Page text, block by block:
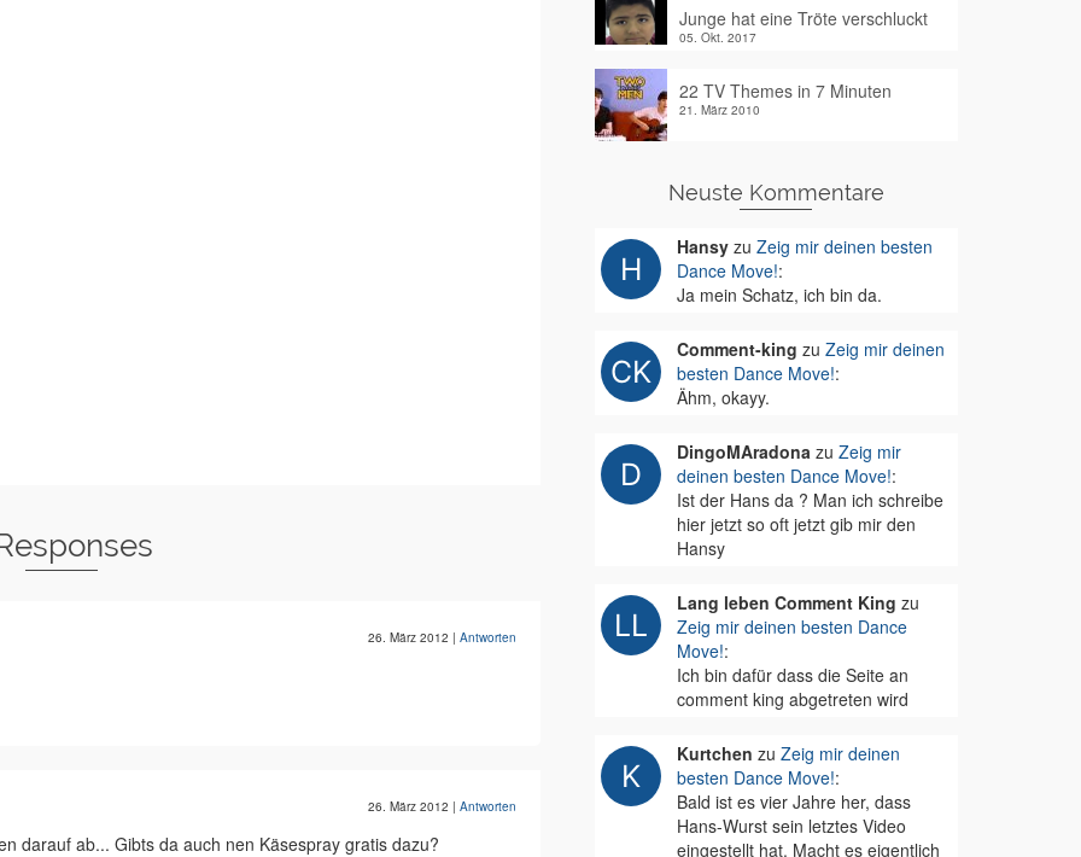
26. März 2012 | Antworten
26. März 2012 | Antworten
darauf ab... Gibts da auch nen Käsespray gratis dazu?
Junge hat eine Tröte verschluckt
05. Okt. 2017
22 TV Themes in 7 Minuten
21. März 2010
Neuste Kommentare
Hansyzu Zeig mir deinen besten
Dance Move!:
Ja mein Schatz, ich bin da.
Comment-king zu Zeig mir deinen
besten Dance Move!:
Ähm, okayy.
DingoMAradonazu Zeig mir
deinen besten Dance Move!:
Ist der Hans da ? Man ich schreibe
hier jetzt so oft jetzt gib mir den
Hansy
Lang leben Comment King zu
Zeig mir deinen besten Dance
Move!:
Ich bin dafür dass die Seite an
comment king abgetreten wird
Kurtchen zu Zeig mir deinen
besten Dance Move!:
Bald ist es vier Jahre her, dass
Hans-Wurst sein letztes Video
eingestellt hat. Macht es eigentlich